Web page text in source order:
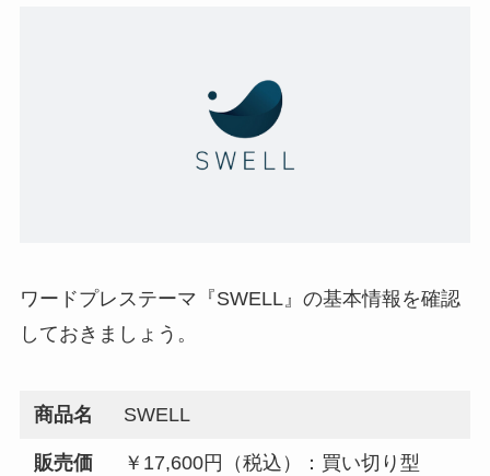
ワードプレステーマ『SWELL』の基本情報を確認
しておきましょう。
商品名 SWELL
販売価
￥17,600円（税込）：買い切り型